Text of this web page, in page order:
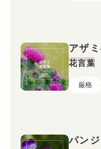
アザ
花言葉
厳格
パン